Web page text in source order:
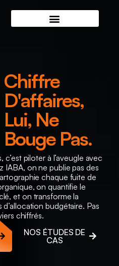
Chiffre
D'affaires,
Lui, Ne
Bouge Pas.
c’est piloter à l’aveugle avec
IABA, on ne publie pas des
chaque fuite de
on quantifie le
et on transforme la
budgétaire. Pas
chiffrés.
NOS ÉTUDES DE
CAS